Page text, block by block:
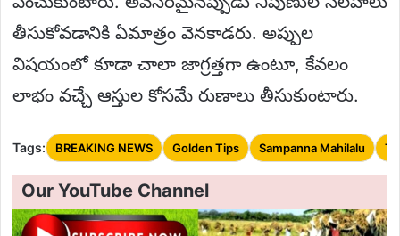
తీసుకోవడానికి ఏమాత్రం వెనకాడరు. అప్పుల
విషయంలో కూడా చాలా జాగ్రత్తగా ఉంటూ, కేవలం
లాభం వచ్చే ఆస్తుల కోసమే రుణాలు తీసుకుంటారు.
Tags: BREAKING NEWS Golden Tips Sampanna Mahilalu
Our YouTube Channel